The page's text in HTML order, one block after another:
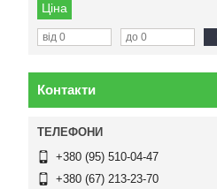
Ціна
Контакти
+380 (95) 510-04-47
+380 (67) 213-23-70